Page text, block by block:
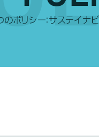
ポリシー：サステイナ